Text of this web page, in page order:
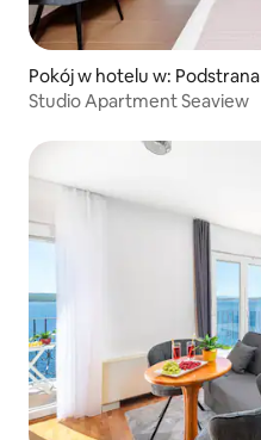
Pokój w hotelu w: Podstrana
Studio Apartment Seaview